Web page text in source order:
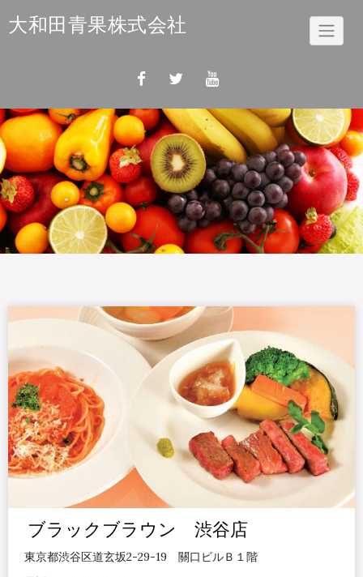
to大和田青果株式会社
ブラックブラウン 渋谷店
東京都渋谷区道玄坂2-29-19 關口ビルＢ１階